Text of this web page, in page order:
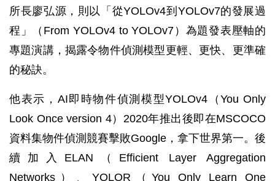
所長廖弘源，則以「從YOLOv4到YOLOv7的發展過
程」（From YOLOv4 to YOLOv7）為題發表壓軸的
專題演講，揭露令物件偵測模型更輕、更快、更準確
的秘訣。
他表示，AI即時物件偵測模型YOLOv4（You Only
Look Once version 4）2020年推出後即在MSCOCO
資料集物件偵測競賽擊敗Google，拿下世界第一。後
續加入ELAN（Efficient Layer Aggregation
Networks）、YOLOR（You Only Learn One